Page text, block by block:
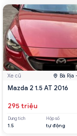
Xe cũ Bà Rịa
Mazda 2 1.5 AT 2016
295 triệu
Dung tích
1.5
Hộp số
tự động